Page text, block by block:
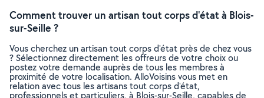
Comment trouver un artisan tout corps d'état à Blois-
sur-Seille ?
Vous cherchez un artisan tout corps d'état près de chez vous
? Sélectionnez directement les offreurs de votre choix ou
postez votre demande auprès de tous les membres à
proximité de votre localisation. AlloVoisins vous met en
relation avec tous les artisans tout corps d'état,
professionnels et particuliers, à Blois-sur-Seille, capables de